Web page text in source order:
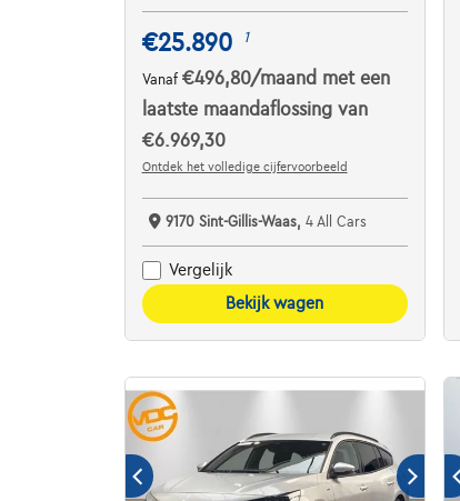
€25.890 1
Vanaf €496,80/maand met een
laatste maandaflossing van
€6.969,30
Ontdek het volledige cijfervoorbeeld
9170 Sint-Gillis-Waas, 4 All Cars
Vergelijk
Bekijk wagen